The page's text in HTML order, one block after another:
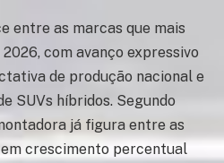
entre as marcas que mais
com avanço expressivo
de produção nacional e
SUVs híbridos. Segundo
já figura entre as
crescimento percentual